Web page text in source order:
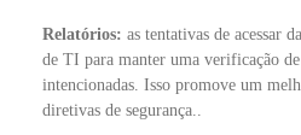
Relatórios: as tentativas de acessar
de TI para manter uma verificação
intencionadas. Isso promove um
diretivas de segurança..